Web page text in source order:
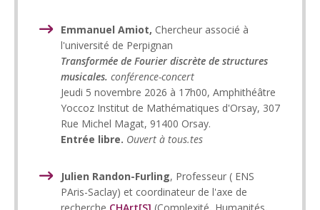
Emmanuel Amiot, Chercheur associé à
l'université de Perpignan
Transformée de Fourier discrète de structures
musicales. conférence-concert
Jeudi 5 novembre 2026 à 17h00, Amphithéâtre
Yoccoz Institut de Mathématiques d'Orsay, 307
Rue Michel Magat, 91400 Orsay.
Entrée libre. Ouvert à tous.tes
Julien Randon-Furling, Professeur ( ENS
PAris-Saclay) et coordinateur de l'axe de
recherche CHArt[S] (Complexité, Humanités,